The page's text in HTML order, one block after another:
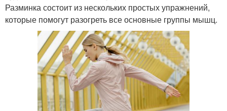
Разминка состоит из нескольких простых упражнений,
которые помогут разогреть все основные группы мышц.